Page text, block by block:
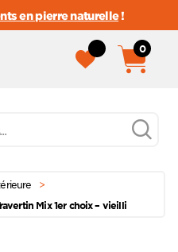
en pierre naturelle!
0
>
Mix 1er choix – vieilli